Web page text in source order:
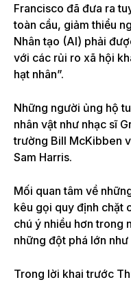
Francisco đã đưa ra
toàn cầu, giảm thiểu
Nhân tạo (AI) phải
với các rủi ro xã hội
hạt nhân”.
Những người ủng hộ
nhân vật như nhạc sĩ
trường Bill McKibben
Sam Harris.
Mối quan tâm về
kêu gọi quy định chặt
chú ý nhiều hơn trong
những đột phá lớn như
Trong lời khai trước